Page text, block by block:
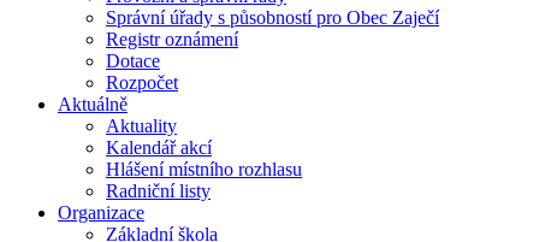
Správní úřady s působností pro Obec Zaječí
Registr oznámení
Dotace
Rozpočet
Aktuálně
Aktuality
Kalendář akcí
Hlášení místního rozhlasu
Radniční listy
Organizace
Základní škola